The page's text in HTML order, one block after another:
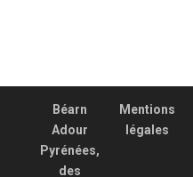
Béarn
Adour
Pyrénées,
des
Mentions
légales